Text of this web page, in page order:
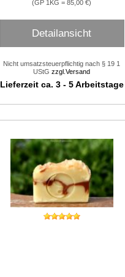
(GP 1KG = 85,00 €)
Detailansicht
Nicht umsatzsteuerpflichtig nach § 19 1
UStGzzgl.Versand
Lieferzeit ca. 3 - 5 Arbeitstage